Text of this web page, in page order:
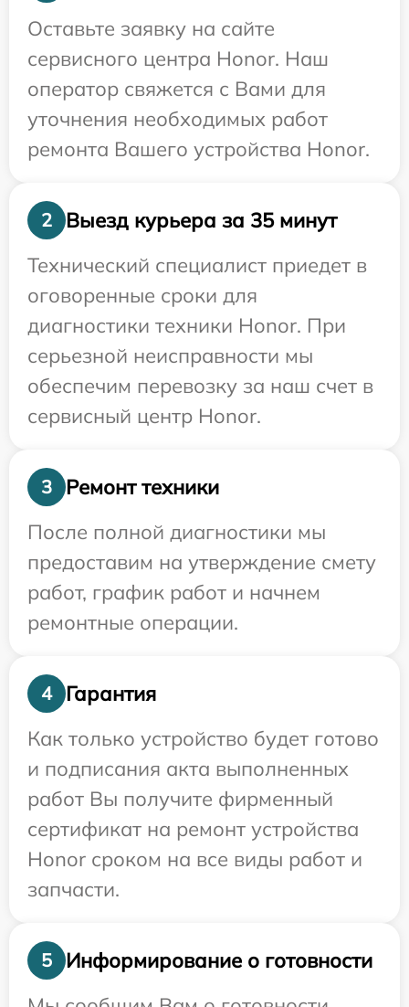
Оставьте заявку на сайте
сервисного центра Honor. Наш
оператор свяжется с Вами для
уточнения необходимых работ
ремонта Вашего устройства Honor.
2
Выезд курьера за 35 минут
Технический специалист приедет в
оговоренные сроки для
диагностики техники Honor. При
серьезной неисправности мы
обеспечим перевозку за наш счет в
сервисный центр Honor.
3
Ремонт техники
После полной диагностики мы
предоставим на утверждение смету
работ, график работ и начнем
ремонтные операции.
4
Гарантия
Как только устройство будет готово
и подписания акта выполненных
работ Вы получите фирменный
сертификат на ремонт устройства
Honor сроком на все виды работ и
запчасти.
5
Информирование о готовности